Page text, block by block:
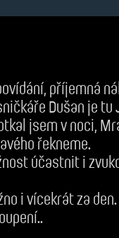
příjemná
Dušan je tu
jsem v noci,
řekneme.
účastnit i
i vícekrát za den.